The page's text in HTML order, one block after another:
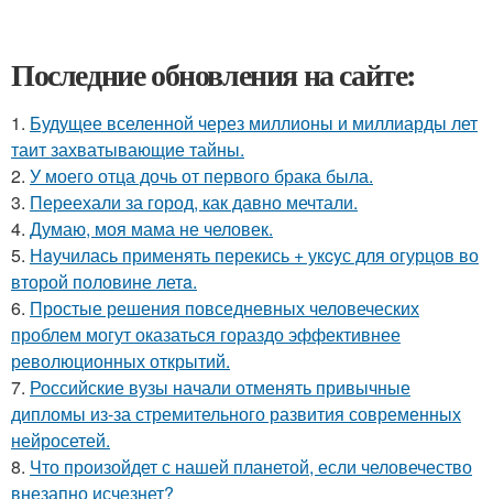
Последние обновления на сайте:
1. Будущее вселенной через миллионы и миллиарды лет
таит захватывающие тайны.
2. У моего отца дочь от первого брака была.
3. Переехали за город, как давно мечтали.
4. Думаю, моя мама не человек.
5. Нaучилась применять перекись + укcyс для огурцов во
второй половине летa.
6. Простые решения повседневных человеческих
проблем могут оказаться гораздо эффективнее
революционных открытий.
7. Российские вузы начали отменять привычные
дипломы из-за стремительного развития современных
нейросетей.
8. Что произойдет с нашей планетой, если человечество
внезапно исчезнет?